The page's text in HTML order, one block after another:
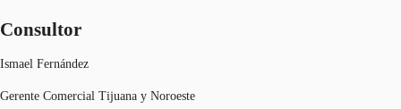
Consultor
Ismael Fernández
Gerente Comercial Tijuana y Noroeste